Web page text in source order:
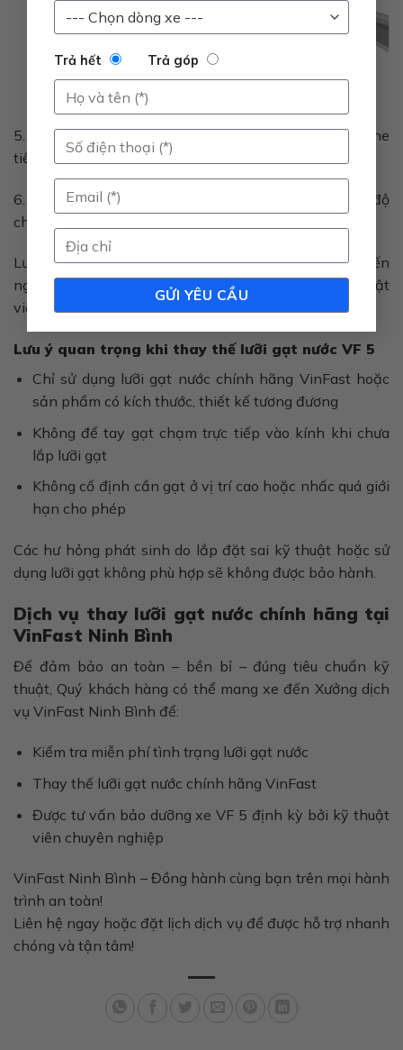
Trả hết Trả góp
5. Đẩy lưỡi gạt mới dọc theo thanh ray đến khi nghe
tiếng “click”
6. Đặt cần gạt nước trở lại vị trí ban đầu và kiểm tra độ
chắc chắn
Lưu ý: Đối với lưỡi gạt nước phía sau, VinFast khuyến
nghị chủ xe đến Xưởng dịch vụ VinFast để được kỹ thuật
viên hỗ trợ thay thế đúng quy chuẩn.
Lưu ý quan trọng khi thay thế lưỡi gạt nước VF 5
Chỉ sử dụng lưỡi gạt nước chính hãng VinFast hoặc
sản phẩm có kích thước, thiết kế tương đương
Không để tay gạt chạm trực tiếp vào kính khi chưa
lắp lưỡi gạt
Không cố định cần gạt ở vị trí cao hoặc nhấc quá giới
hạn cho phép
Các hư hỏng phát sinh do lắp đặt sai kỹ thuật hoặc sử
dụng lưỡi gạt không phù hợp sẽ không được bảo hành.
Dịch vụ thay lưỡi gạt nước chính hãng tại
VinFast Ninh Bình
Để đảm bảo an toàn – bền bỉ – đúng tiêu chuẩn kỹ
thuật, Quý khách hàng có thể mang xe đến Xưởng dịch
vụ VinFast Ninh Bình để:
Kiểm tra miễn phí tình trạng lưỡi gạt nước
Thay thế lưỡi gạt nước chính hãng VinFast
Được tư vấn bảo dưỡng xe VF 5 định kỳ bởi kỹ thuật
viên chuyên nghiệp
VinFast Ninh Bình – Đồng hành cùng bạn trên mọi hành
trình an toàn!
Liên hệ ngay hoặc đặt lịch dịch vụ để được hỗ trợ nhanh
chóng và tận tâm!